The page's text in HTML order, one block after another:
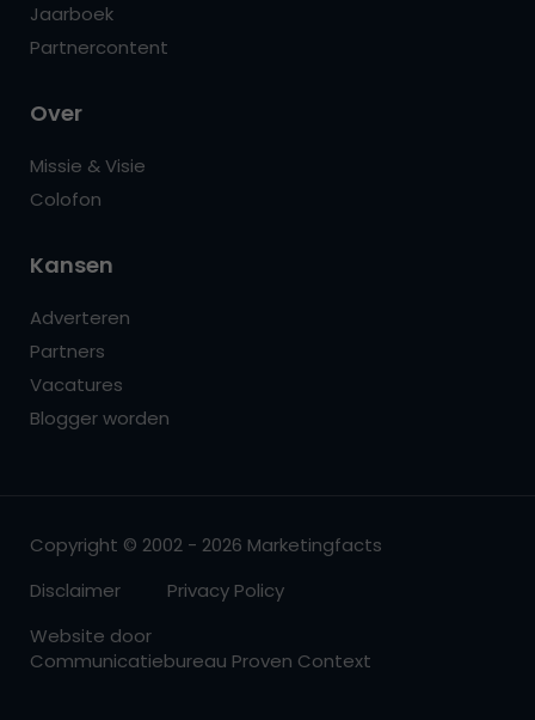
Jaarboek
Partnercontent
Over
Missie & Visie
Colofon
Kansen
Adverteren
Partners
Vacatures
Blogger worden
Copyright © 2002 - 2026 Marketingfacts
Disclaimer
Privacy Policy
Website door
Communicatiebureau Proven Context